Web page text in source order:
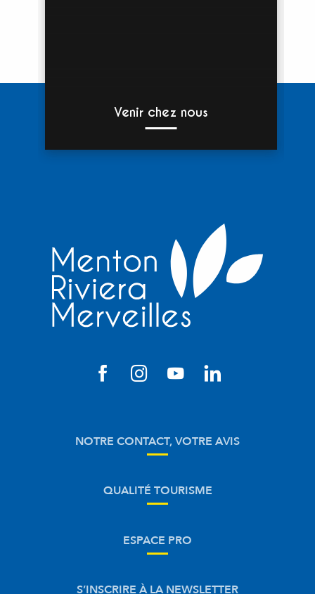
Venir chez nous
NOTRE CONTACT, VOTRE AVIS
QUALITÉ TOURISME
ESPACE PRO
S’INSCRIRE À LA NEWSLETTER